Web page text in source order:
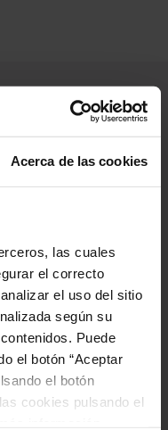
Acerca de las cookies
las cuales
el correcto
el uso del sitio
según su
Puede
el botón “Aceptar
el botón
cookies pulsando el
los vinos
Reserva